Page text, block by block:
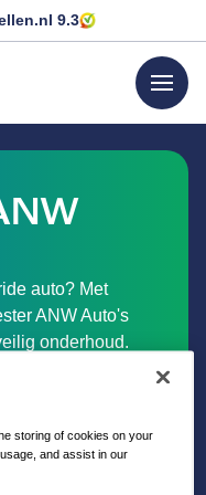
9.3
menu
auto? Met
ANW Auto's
onderhoud.
apparatuur voor
op je
we aan
storing of cookies on your
and assist in our